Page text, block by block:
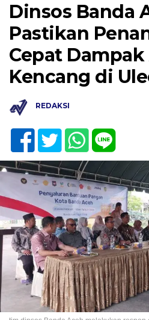
Dinsos Banda
Pastikan
Cepat
Kencang di
REDAKSI